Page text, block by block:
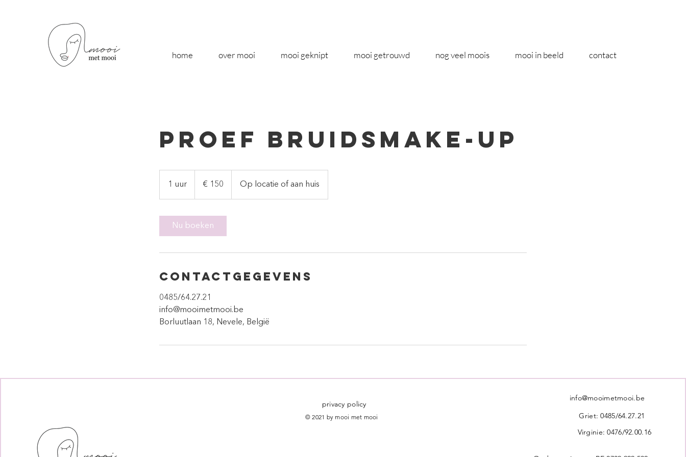
home over mooi mooi geknipt mooi getrouwd nog veel moois mooi in beeld contact
Proef Bruidsmake-up
1 uur € 150 Op locatie of aan huis
Nu boeken
Contactgegevens
0485/64.27.21
info@mooimetmooi.be
Borluutlaan 18, Nevele, België
privacy policy
© 2021 by mooi met mooi
info@mooimetmooi.be
Griet: 0485/64.27.21
Virginie: 0476/92.00.16